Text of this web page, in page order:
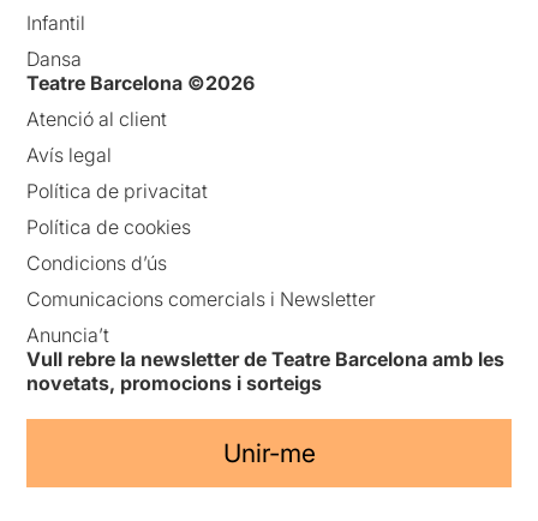
Infantil
Dansa
Teatre Barcelona ©2026
Atenció al client
Avís legal
Política de privacitat
Política de cookies
Condicions d’ús
Comunicacions comercials i Newsletter
Anuncia’t
Vull rebre la newsletter de Teatre Barcelona amb les
novetats, promocions i sorteigs
Unir-me